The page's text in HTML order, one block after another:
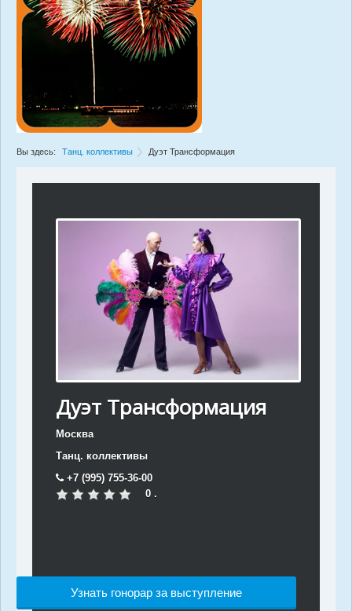
Вы здесь: Танц. коллективы Дуэт Трансформация
Дуэт Трансформация
Москва
Танц. коллективы
+7 (995) 755-36-00
0 .
Узнать гонорар за выступление